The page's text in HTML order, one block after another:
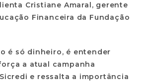
Cristiane Amaral, gerente
Financeira da Fundação
é só dinheiro, é entender
a atual campanha
e ressalta a importância